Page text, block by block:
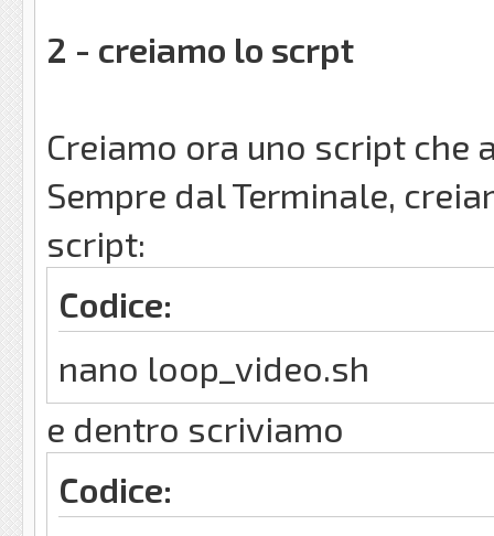
2 - creiamo lo scrpt
Creiamo ora uno script
Sempre dal Terminale,
script:
Codice:
nano loop_video.sh
e dentro scriviamo
Codice: